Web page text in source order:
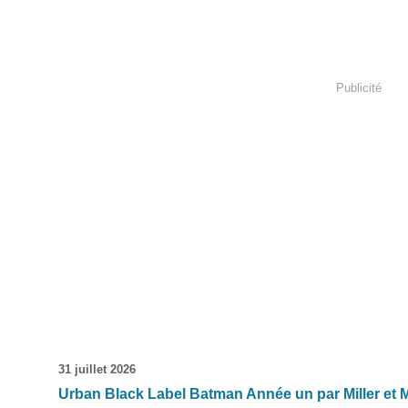
Publicité
31 juillet 2026
Urban Black Label Batman Année un par Miller et